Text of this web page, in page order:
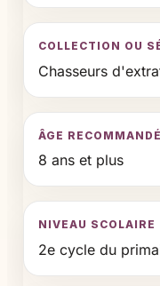
COLLECTION OU
Chasseurs
ÂGE RECOMMANDÉ
8 ans et plus
NIVEAU SCOLAIRE
2e cycle du